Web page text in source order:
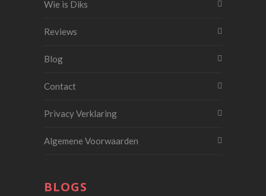
Wie is Diks
Reviews
Blog
Contact
Privacy Verklaring
Algemene Voorwaarden
BLOGS